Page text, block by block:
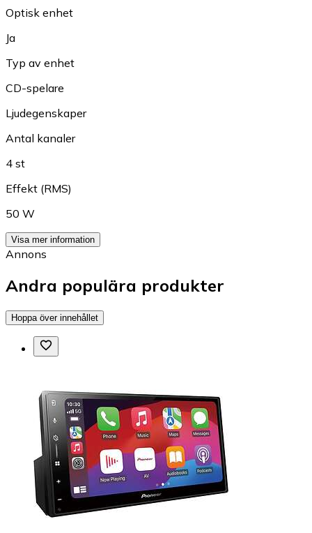
Optisk enhet
Ja
Typ av enhet
CD-spelare
Ljudegenskaper
Antal kanaler
4 st
Effekt (RMS)
50 W
Visa mer information
Annons
Andra populära produkter
Hoppa över innehållet